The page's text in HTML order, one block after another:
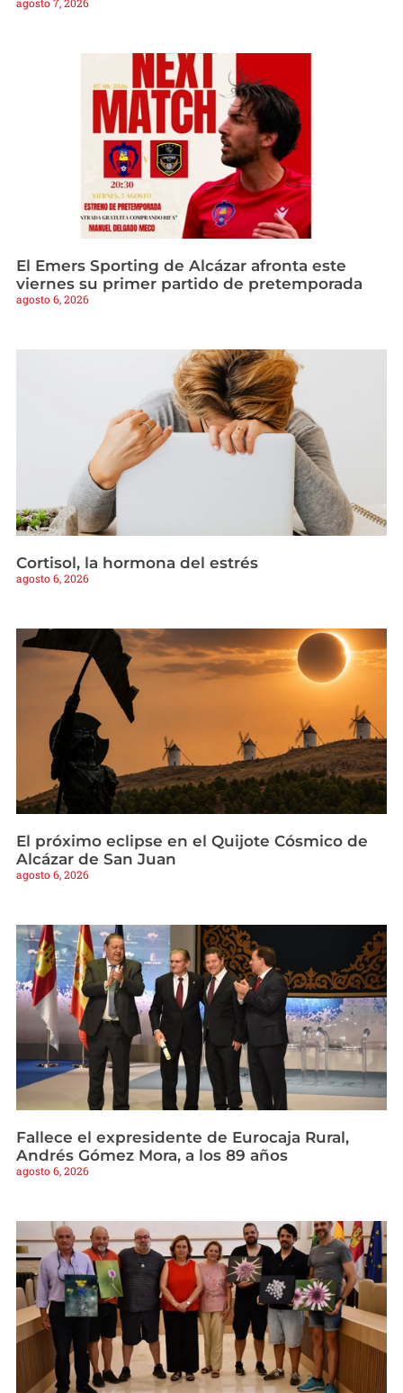
agosto 7, 2026
El Emers Sporting de Alcázar afronta este
viernes su primer partido de pretemporada
agosto 6, 2026
Cortisol, la hormona del estrés
agosto 6, 2026
El próximo eclipse en el Quijote Cósmico de
Alcázar de San Juan
agosto 6, 2026
Fallece el expresidente de Eurocaja Rural,
Andrés Gómez Mora, a los 89 años
agosto 6, 2026